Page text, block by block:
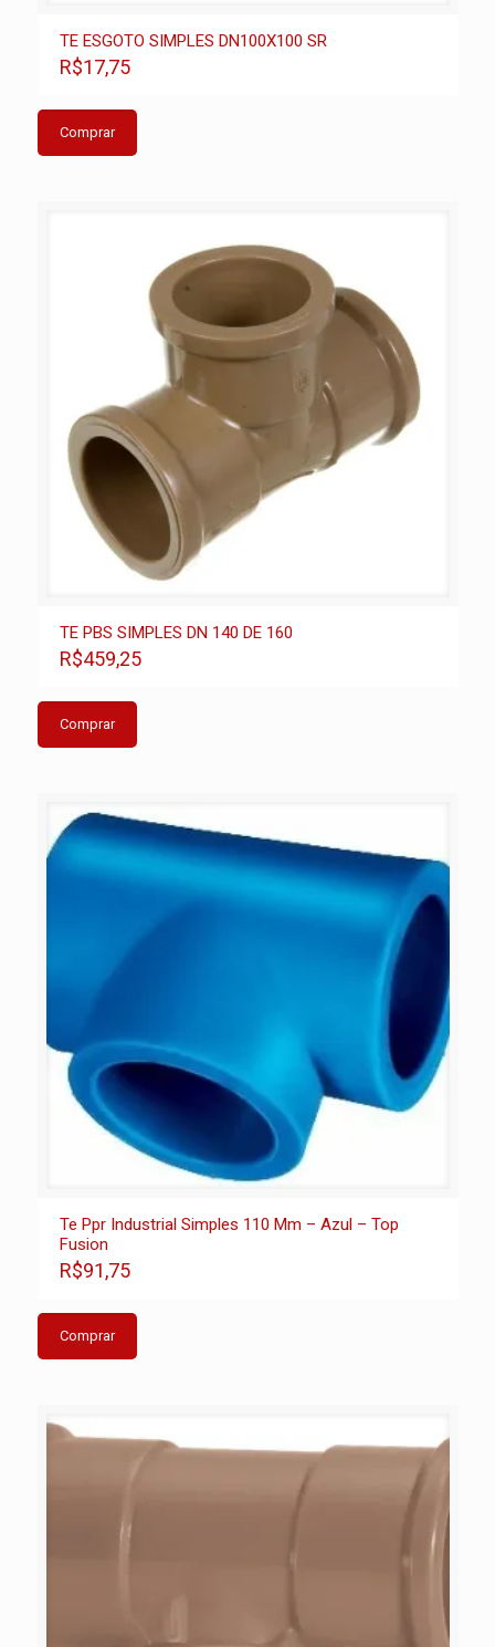
TE ESGOTO SIMPLES DN100X100 SR
R$17,75
Comprar
TE PBS SIMPLES DN 140 DE 160
R$459,25
Comprar
Te Ppr Industrial Simples 110 Mm – Azul – Top
Fusion
R$91,75
Comprar